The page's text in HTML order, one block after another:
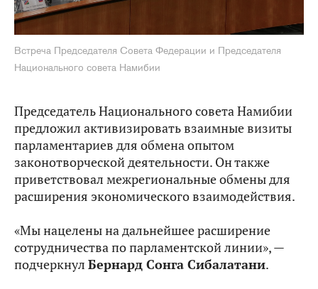
Встреча Председателя Совета Федерации и Председателя
Национального совета Намибии
Председатель Национального совета Намибии
предложил активизировать взаимные визиты
парламентариев для обмена опытом
законотворческой деятельности. Он также
приветствовал межрегиональные обмены для
расширения экономического взаимодействия.
«Мы нацелены на дальнейшее расширение
сотрудничества по парламентской линии», —
подчеркнул Бернард Сонга Сибалатани.